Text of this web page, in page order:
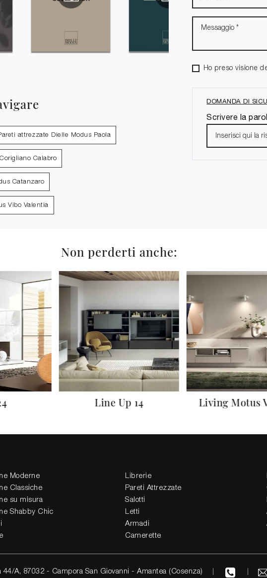
attrezzate Dielle Modus Paola
Calabro
Catanzaro
Vibo Valentia
Ho preso visione
DOMANDA DI
Scrivere la
Non perderti anche:
Line Up 14 Living Motus
Moderne
Classiche
su misura
Shabby Chic
Librerie
Pareti Attrezzate
Salotti
Letti
Armadi
Camerette
44/A, 87032 - Campora San Giovanni - Amantea (Cosenza)